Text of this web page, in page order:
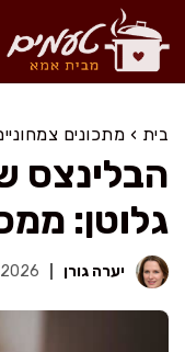
לדלג
לתוכן
בית › מתכונים
הבלינצס
גלוטן:
יערה גורן